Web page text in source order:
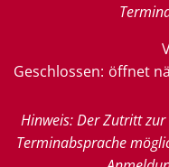
Klicken, um weitere
Geschlossen: öffnet
Hinweis: Der Zutritt
Terminabsprache